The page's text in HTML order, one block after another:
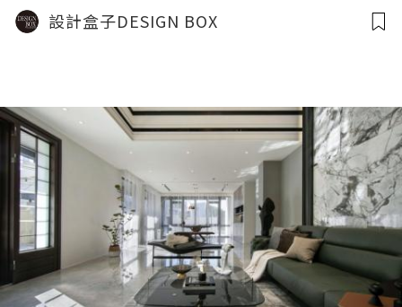
設計盒子DESIGN BOX